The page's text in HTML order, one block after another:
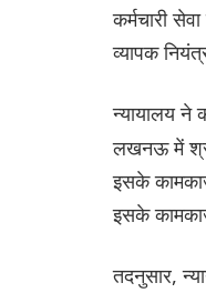
कर्मचारी
व्यापक
न्यायालय ने
लखनऊ में
इसके
इसके
तदनुसार,